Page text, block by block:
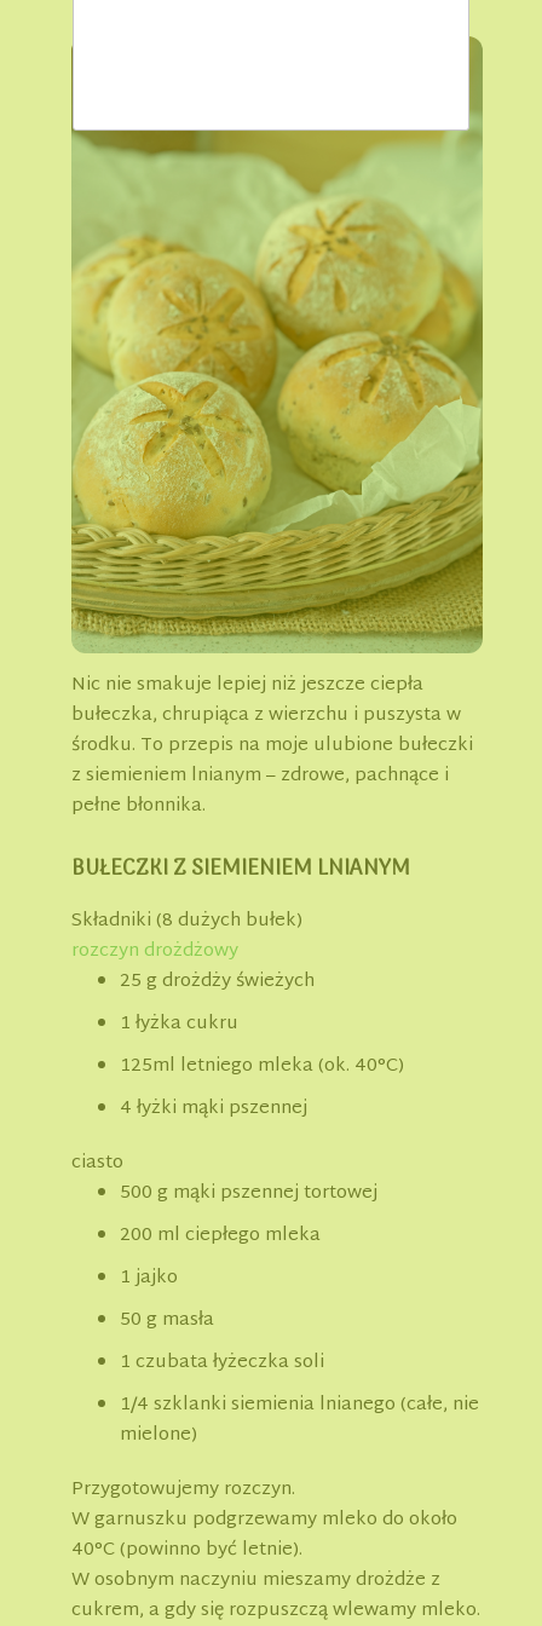
Nic nie smakuje lepiej niż jeszcze ciepła
bułeczka, chrupiąca z wierzchu i puszysta w
środku. To przepis na moje ulubione bułeczki
z siemieniem lnianym – zdrowe, pachnące i
pełne błonnika.
BUŁECZKI Z SIEMIENIEM LNIANYM
Składniki (8 dużych bułek)
rozczyn drożdżowy
25 g drożdży świeżych
1 łyżka cukru
125ml letniego mleka (ok. 40°C)
4 łyżki mąki pszennej
ciasto
500 g mąki pszennej tortowej
200 ml ciepłego mleka
1 jajko
50 g masła
1 czubata łyżeczka soli
1/4 szklanki siemienia lnianego (całe, nie
mielone)
Przygotowujemy rozczyn.
W garnuszku podgrzewamy mleko do około
40°C (powinno być letnie).
W osobnym naczyniu mieszamy drożdże z
cukrem, a gdy się rozpuszczą wlewamy mleko.